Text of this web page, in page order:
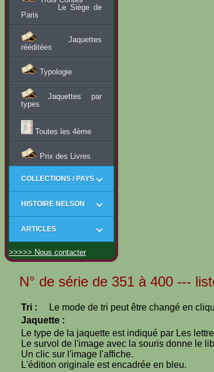
Le Siège de
Paris
Jaquettes
rééditées
Typologie
Jaquettes par
types
Toutes les 4ème
Prix des Livres
COLLECTIONS / PAYS
HISTOIRE NELSON
ARTICLES
>>>>> Nous contacter
N° de série de 351 à 400 ---
Tri :
Le mode de tri peut être changé en
Jaquette :
Le type de la jaquette est indiqué par Les
Le survol de l'image avec la souris donne le
Un clic sur l'image l'affiche.
L'édition originale est encadrée en bleu.